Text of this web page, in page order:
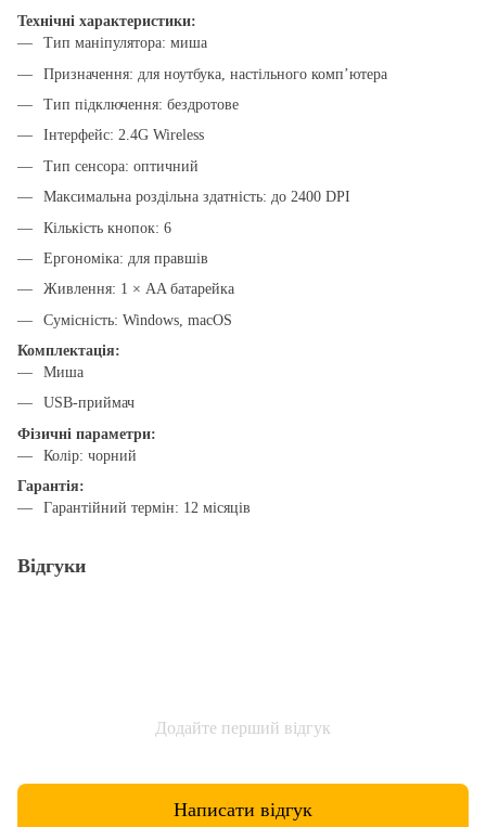
Технічні характеристики:
Тип маніпулятора: миша
Призначення: для ноутбука, настільного комп’ютера
Тип підключення: бездротове
Інтерфейс: 2.4G Wireless
Тип сенсора: оптичний
Максимальна роздільна здатність: до 2400 DPI
Кількість кнопок: 6
Ергономіка: для правшів
Живлення: 1 × AA батарейка
Сумісність: Windows, macOS
Комплектація:
Миша
USB-приймач
Фізичні параметри:
Колір: чорний
Гарантія:
Гарантійний термін: 12 місяців
Відгуки
Додайте перший відгук
Написати відгук